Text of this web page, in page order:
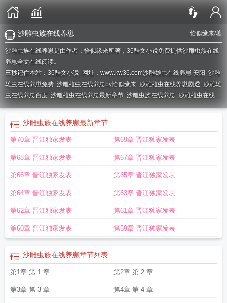
恰似缘来/著
沙雕虫族在线养崽
沙雕虫族在线养崽是由作者：恰似缘来所著，36酷文小说免费提供沙雕虫族在线
养崽全文在线阅读。
三秒记住本站：36酷文小说 网址：www.kw36.com沙雕雄虫在线养崽 安阳 沙雕
雄虫在线养崽免费 沙雕雄虫在线养崽by恰似缘来 沙雕雄虫在线养崽剧透 沙雕雄
虫在线养崽百度 沙雕雄虫在线养崽最新章节 沙雕虫族在线养崽 沙雕雄虫在线养
崽笔趣阁沙雕雄虫在线养崽 作者糖炙沙雕雄虫在线养崽分节沙雕雄虫在线养
沙雕雄虫在线养崽书包网 沙雕雄虫在线养崽读零零
TXT
来沙雕雄虫在线养崽第36章 沙雕雄虫在线养崽讲什么沙雕雄虫在线养崽全
虫在线养崽 ...沙雕饲养指南 沙雕雄虫在线养崽宝书网沙雕雄虫在线养崽by糖
炙沙雕雄虫在线养崽 百度 沙雕雄虫在线养崽 恰似缘来沙雕雄虫在线养崽by
雄虫在线养崽晋江沙雕雄虫在线养崽免费阅读【沙雕雄虫大玩家】
线养崽格格党
沙雕虫族在线养崽最新章节
第70章 晋江独家发表 第69章 晋江独家发表
第68章 晋江独家发表 第67章 晋江独家发表
第66章 晋江独家发表 第65章 晋江独家发表
第64章 晋江独家发表 第63章 晋江独家发表
第62章 晋江独家发表 第61章 晋江独家发表
第60章 晋江独家发表 第59章 晋江独家发表
沙雕虫族在线养崽章节列表
第1章 第 1 章 第2章 第 2 章
第3章 第 3 章 第4章 第 4 章